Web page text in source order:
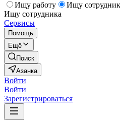
Ищу работу
Ищу
Ищу сотрудника
Сервисы
Помощь
Ещё
Поиск
Азанка
Войти
Войти
Зарегистрироваться